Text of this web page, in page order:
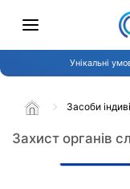
Унікальні
Засоби
Захист органів